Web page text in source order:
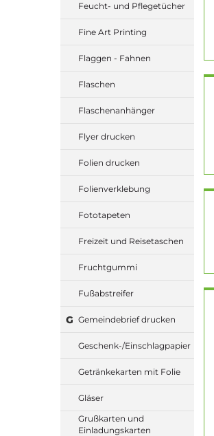
Feucht- und Pflegetücher
Fine Art Printing
Flaggen - Fahnen
Flaschen
Flaschenanhänger
Flyer drucken
Folien drucken
Folienverklebung
Fototapeten
Freizeit und Reisetaschen
Fruchtgummi
Fußabstreifer
G Gemeindebrief drucken
Geschenk-/Einschlagpapier
Getränkekarten mit Folie
Gläser
Grußkarten und
Einladungskarten